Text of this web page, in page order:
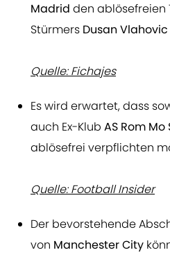
Madrid den ablösefreien
Stürmers Dusan Vlahovic
Quelle: Fichajes
Es wird erwartet, dass
auch Ex-Klub AS Rom Mo
ablösefrei verpflichten
Quelle: Football Insider
Der bevorstehende
von Manchester City